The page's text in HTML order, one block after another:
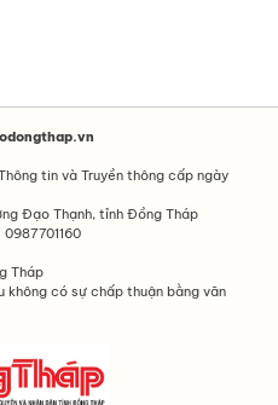
tin và Truyền thông cấp ngày
Đạo Thạnh, tỉnh Đồng Tháp
Tháp
không có sự chấp thuận bằng văn